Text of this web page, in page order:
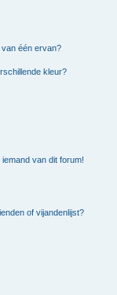
één ervan?
kleur?
van dit forum!
of vijandenlijst?